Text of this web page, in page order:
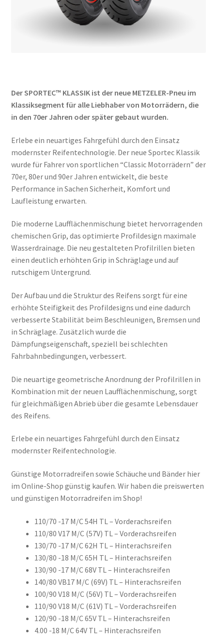
Der SPORTEC™ KLASSIK ist der neue METZELER-Pneu im
Klassiksegment für alle Liebhaber von Motorrädern, die
in den 70er Jahren oder später gebaut wurden.
Erlebe ein neuartiges Fahrgefühl durch den Einsatz
modernster Reifentechnologie. Der neue Sportec Klassik
wurde für Fahrer von sportlichen “Classic Motorrädern” der
70er, 80er und 90er Jahren entwickelt, die beste
Performance in Sachen Sicherheit, Komfort und
Laufleistung erwarten.
Die moderne Laufflächenmischung bietet hervorragenden
chemischen Grip, das optimierte Profildesign maximale
Wasserdrainage. Die neu gestalteten Profilrillen bieten
einen deutlich erhöhten Grip in Schräglage und auf
rutschigem Untergrund.
Der Aufbau und die Struktur des Reifens sorgt für eine
erhöhte Steifigkeit des Profildesigns und eine dadurch
verbesserte Stabilität beim Beschleunigen, Bremsen und
in Schräglage. Zusätzlich wurde die
Dämpfungseigenschaft, speziell bei schlechten
Fahrbahnbedingungen, verbessert.
Die neuartige geometrische Anordnung der Profilrillen in
Kombination mit der neuen Laufflächenmischung, sorgt
für gleichmäßigen Abrieb über die gesamte Lebensdauer
des Reifens.
Erlebe ein neuartiges Fahrgefühl durch den Einsatz
modernster Reifentechnologie.
Günstige Motorradreifen sowie Schäuche und Bänder hier
im Online-Shop günstig kaufen. Wir haben die preiswerten
und günstigen Motorradreifen im Shop!
110/70 -17 M/C 54H TL – Vorderachsreifen
110/80 V17 M/C (57V) TL – Vorderachsreifen
130/70 -17 M/C 62H TL – Hinterachsreifen
130/80 -18 M/C 65H TL – Hinterachsreifen
130/90 -17 M/C 68V TL – Hinterachsreifen
140/80 VB17 M/C (69V) TL – Hinterachsreifen
100/90 V18 M/C (56V) TL – Vorderachsreifen
110/90 V18 M/C (61V) TL – Vorderachsreifen
120/90 -18 M/C 65V TL – Hinterachsreifen
4.00 -18 M/C 64V TL – Hinterachsreifen